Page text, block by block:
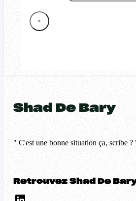
×
Shad De Bary
" C'est une bonne situation ça, scribe ?
Retrouvez Shad De